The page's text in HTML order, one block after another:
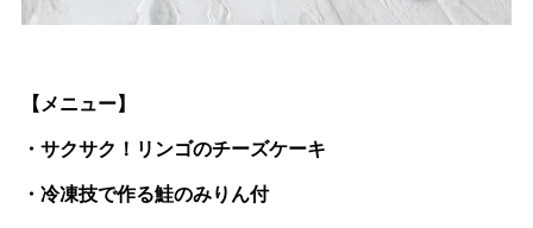
【メニュー】
・サクサク！リンゴのチーズケーキ
・冷凍技で作る鮭のみりん付